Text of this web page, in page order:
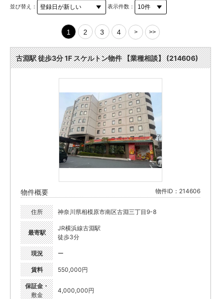
並び替え： 表示件数：
1 2 3 4 > >>
古淵駅 徒歩3分 1F スケルトン物件 【業種相談】 (214606)
物件概要 物件ID：214606
住所 神奈川県相模原市南区古淵三丁目9-8
最寄駅
JR横浜線古淵駅
徒歩3分
現況 ー
賃料 550,000円
保証金・
敷金
4,000,000円